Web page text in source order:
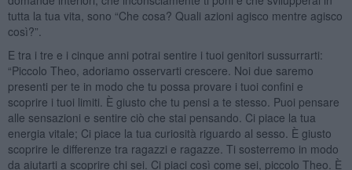
tutta la tua vita, sono “Che cosa? Quali azioni agisco mentre agisco
così?”.
E tra i tre e i cinque anni potrai sentire i tuoi genitori sussurrarti:
“Piccolo Theo, adoriamo osservarti crescere. Noi due saremo
presenti per te in modo che tu possa provare i tuoi confini e
scoprire i tuoi limiti. È giusto che tu pensi a te stesso. Puoi pensare
alle sensazioni e sentire ciò che stai pensando. Ci piace la tua
energia vitale; Ci piace la tua curiosità riguardo al sesso. È giusto
scoprire le differenze tra ragazzi e ragazze. Ti sosterremo in modo
da aiutarti a scoprire chi sei. Ci piaci così come sei, piccolo Theo. È